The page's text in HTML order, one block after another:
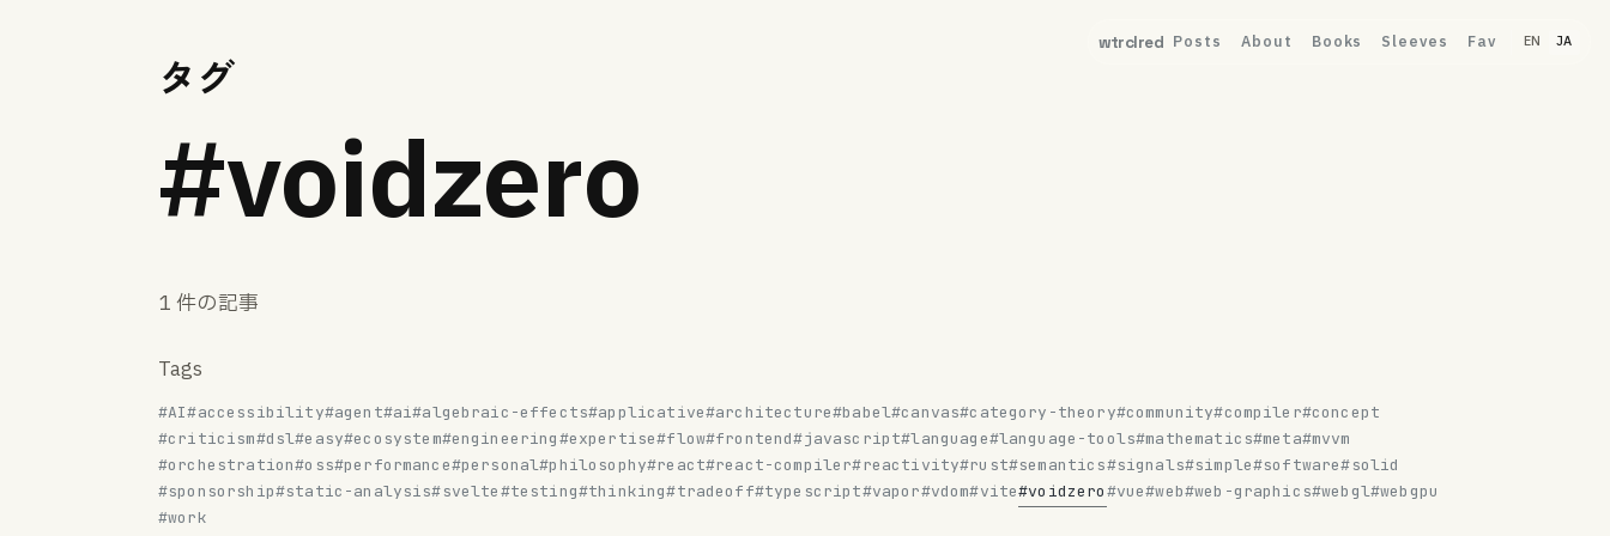
wtrclred Posts About Books Sleeves Fav EN JA
タグ
#voidzero
1 件の記事
Tags
#AI#accessibility#agent#ai#algebraic-effects#applicative#architecture#babel#canvas#category-theory#community#compiler#concept
#criticism#dsl#easy#ecosystem#engineering#expertise#flow#frontend#javascript#language#language-tools#mathematics#meta#mvvm
#orchestration#oss#performance#personal#philosophy#react#react-compiler#reactivity#rust#semantics#signals#simple#software#solid
#sponsorship#static-analysis#svelte#testing#thinking#tradeoff#typescript#vapor#vdom#vite#voidzero#vue#web#web-graphics#webgl#webgpu
#work